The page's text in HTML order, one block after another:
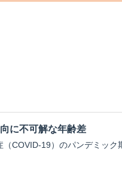
に不可解な年齢差
COVID-19）のパンデミック